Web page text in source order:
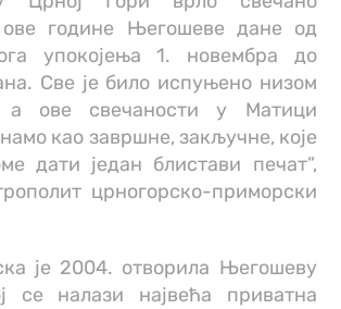
ове године Његошеве дане од
упокојења 1. новембра до
Све је било испуњено низом
а ове свечаности у Матици
као завршне, закључне, које
дати један блистави печат”,
црногорско-приморски
је 2004. отворила Његошеву
се налази највећа приватна